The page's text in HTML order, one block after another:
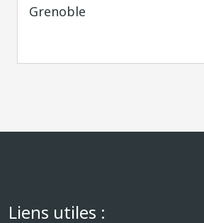
Grenoble
Liens utiles :